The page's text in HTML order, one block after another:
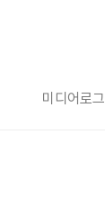
미디어로그